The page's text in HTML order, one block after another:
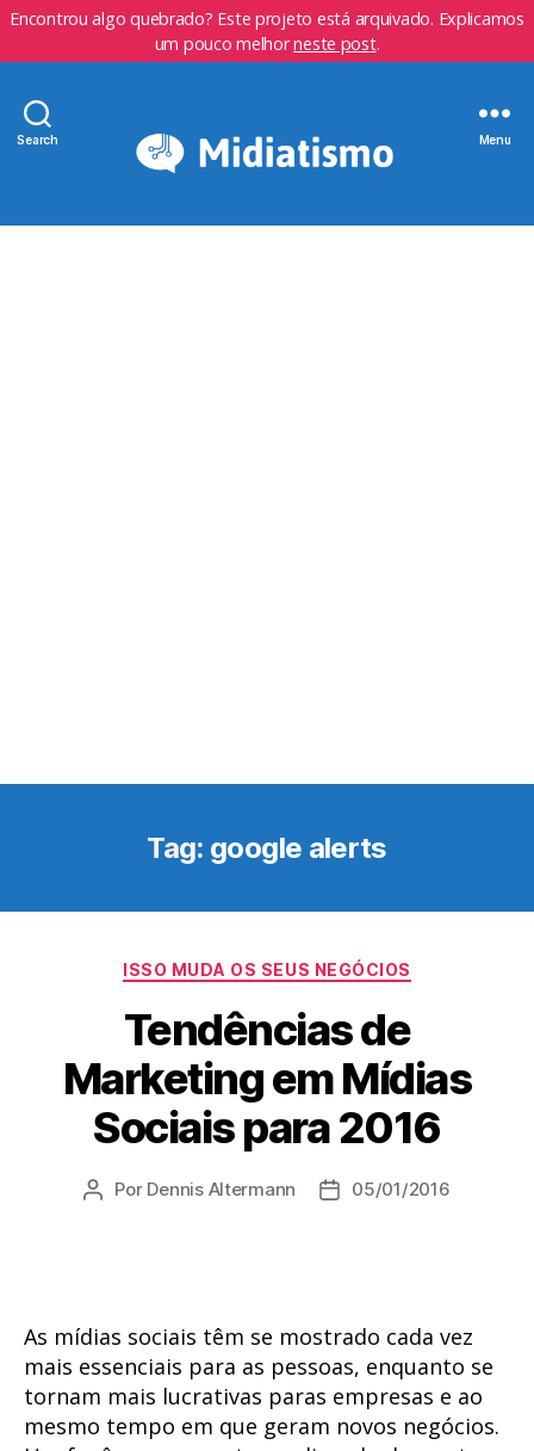
Encontrou algo quebrado? Este projeto está arquivado. Explicamos
um pouco melhorneste post.
Search Menu
Tag: google alerts
Categorias
ISSO MUDA OS SEUS NEGÓCIOS
Tendências de
Marketing em Mídias
Sociais para 2016
Autor
Por Dennis Altermann
Data05/01/2016
As mídias sociais têm se mostrado cada vez
mais essenciais para as pessoas, enquanto se
tornam mais lucrativas paras empresas e ao
mesmo tempo em que geram novos negócios.